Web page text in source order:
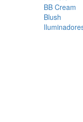
BB Cream
Blush